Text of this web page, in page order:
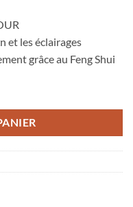
et les éclairages
grâce au Feng Shui